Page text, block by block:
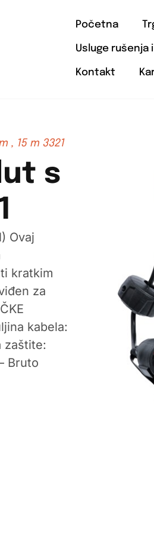
Početna
Usluge rušenja
Kontakt
, 15 m 3321
s
Ovaj
kratkim
za
kabela:
zaštite:
Bruto